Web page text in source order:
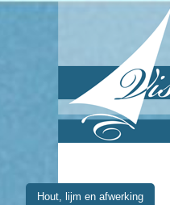
Hout, lijm en afwerking